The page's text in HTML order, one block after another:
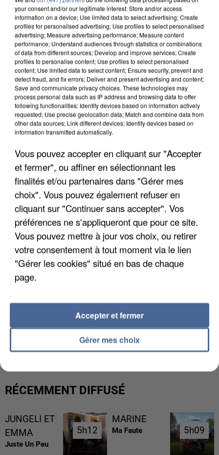
UN SECOND CADRE DE LA DZ MAFIA
INTERPELLÉ EN ALGÉRIE
UNE TOURISTE DE L’OISE EMPORTÉE PAR UNE
COULÉE DE BOUE EN HAUTE-SAVOIE
RÉCEMMENT DIFFUSÉ
JUNGELI ET
EMMA
Juste Un Peu
5h12
5h12
MARINE
Ma Faute 5h09
5h09
your consent and/or our legitimate interest: Store and/or access
information on a device; Use limited data to select advertising; Create
profiles for personalised advertising; Use profiles to select personalised
advertising; Measure advertising performance; Measure content
performance; Understand audiences through statistics or combinations
of data from different sources; Develop and improve services; Create
profiles to personalise content; Use profiles to select personalised
content; Use limited data to select content; Ensure security, prevent and
detect fraud, and fix errors; Deliver and present advertising and content;
Save and communicate privacy choices. These technologies may
process personal data such as IP address and browsing data to offer
following functionalities: Identify devices based on information actively
requested; Use precise geolocation data; Match and combine data from
other data sources; Link different devices; Identify devices based on
information transmitted automatically.
Vous pouvez accepter en cliquant sur "Accepter
et fermer", ou affiner en sélectionnant les
finalités et/ou partenaires dans "Gérer mes
choix". Vous pouvez également refuser en
cliquant sur "Continuer sans accepter". Vos
préférences ne s'appliqueront que pour ce site.
Vous pouvez mettre à jour vos choix, ou retirer
votre consentement à tout moment via le lien
"Gérer les cookies" situé en bas de chaque
page.
Gérer mes choix
Accepter et fermer